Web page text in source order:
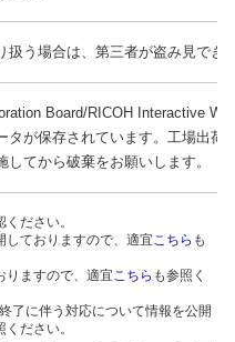
扱う場合は、第三者が盗み見でき
Board/RICOH Interactive
タが保存されています。工場出荷
してから破棄をお願いします。
ださい。
しておりますので、適宜こちら も
りますので、適宜こちら も参照く
了に伴う対応について情報を公開
ください。